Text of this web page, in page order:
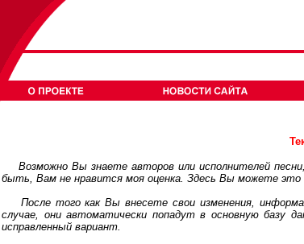
Возможно Вы знаете авторов или исполнителей
быть, Вам не нравится моя оценка. Здесь Вы можете это
После того как Вы внесете свои изменения,
случае, они автоматически попадут в основную
исправленный вариант.